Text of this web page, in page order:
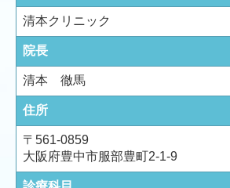
清本クリニック
院長
清本 徹馬
住所
〒561-0859
大阪府豊中市服部豊町2-1-9